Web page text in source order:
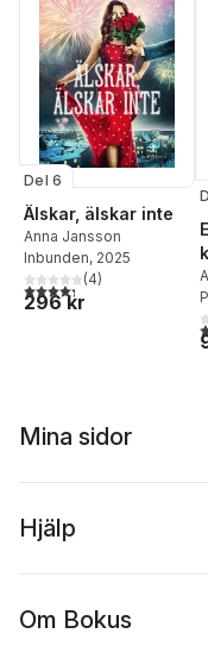
Del 6
Älskar, älskar inte
Anna Jansson
Inbunden, 2025
4,3utav 5 stjärnor. Totalt
(4)
296 kr
Mina sidor
Hjälp
Om Bokus